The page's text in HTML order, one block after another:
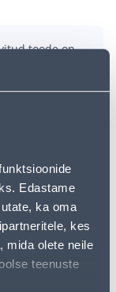
Edastame
ka oma
kes
mida olete neile
teenuste
toode on
Siiski
palju rõõmu
- oma
et leida